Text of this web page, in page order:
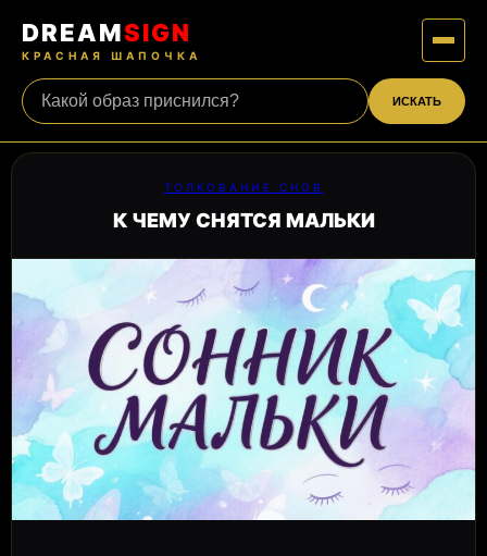
DREAMSIGN
КРАСНАЯ ШАПОЧКА
ИСКАТЬ
ТОЛКОВАНИЕ СНОВ
К ЧЕМУ СНЯТСЯ МАЛЬКИ